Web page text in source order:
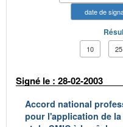
date de
10 25
Signé le : 28-02-2003
Accord national
pour l'application de